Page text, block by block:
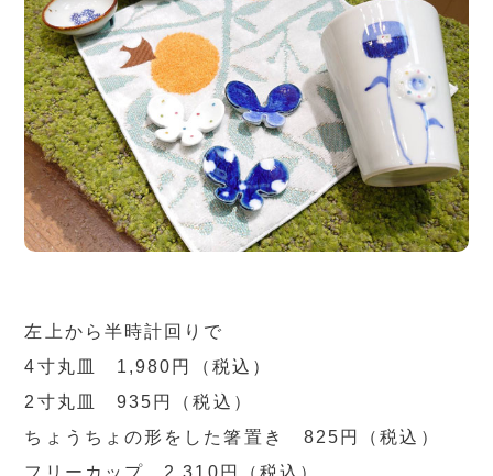
左上から半時計回りで
4寸丸皿 1,980円（税込）
2寸丸皿 935円（税込）
ちょうちょの形をした箸置き 825円（税込）
フリーカップ 2,310円（税込）